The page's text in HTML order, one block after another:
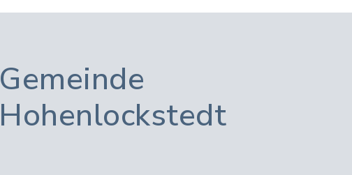
Gemeinde
Hohenlockstedt